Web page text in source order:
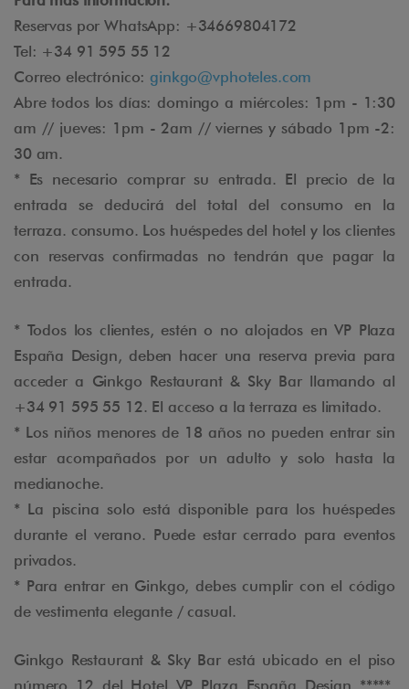
Reservas por WhatsApp: +34669804172
Tel: +34 91 595 55 12
Correo electrónico: ginkgo@vphoteles.com
Abre todos los días: domingo a miércoles: 1pm - 1:30
am // jueves: 1pm - 2am // viernes y sábado 1pm -2:
30 am.
* Es necesario comprar su entrada. El precio de la
entrada se deducirá del total del consumo en la
terraza. consumo. Los huéspedes del hotel y los clientes
con reservas confirmadas no tendrán que pagar la
entrada.
* Todos los clientes, estén o no alojados en VP Plaza
España Design, deben hacer una reserva previa para
acceder a Ginkgo Restaurant & Sky Bar llamando al
+34 91 595 55 12. El acceso a la terraza es limitado.
* Los niños menores de 18 años no pueden entrar sin
estar acompañados por un adulto y solo hasta la
medianoche.
* La piscina solo está disponible para los huéspedes
durante el verano. Puede estar cerrado para eventos
privados.
* Para entrar en Ginkgo, debes cumplir con el código
de vestimenta elegante / casual.
Ginkgo Restaurant & Sky Bar está ubicado en el piso